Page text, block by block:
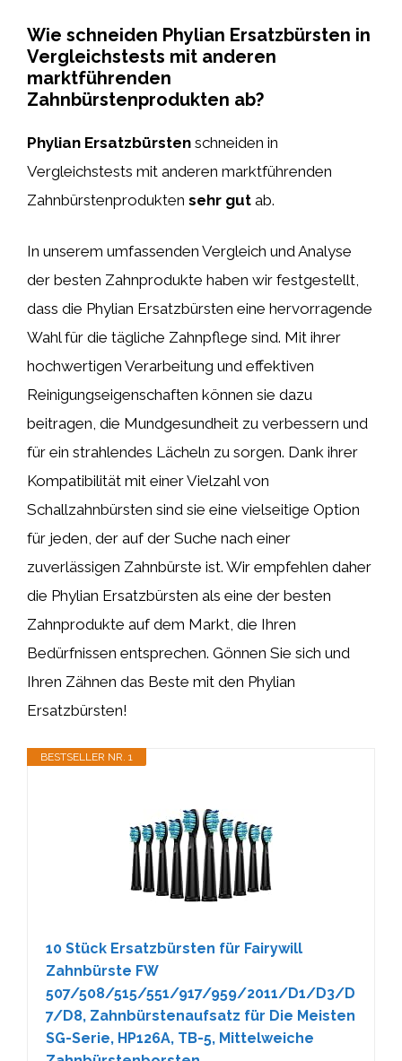
Wie schneiden Phylian Ersatzbürsten in
Vergleichstests mit anderen
marktführenden
Zahnbürstenprodukten ab?
Phylian Ersatzbürsten schneiden in
Vergleichstests mit anderen marktführenden
Zahnbürstenprodukten sehr gut ab.
In unserem umfassenden Vergleich und Analyse
der besten Zahnprodukte haben wir festgestellt,
dass die Phylian Ersatzbürsten eine hervorragende
Wahl für die tägliche Zahnpflege sind. Mit ihrer
hochwertigen Verarbeitung und effektiven
Reinigungseigenschaften können sie dazu
beitragen, die Mundgesundheit zu verbessern und
für ein strahlendes Lächeln zu sorgen. Dank ihrer
Kompatibilität mit einer Vielzahl von
Schallzahnbürsten sind sie eine vielseitige Option
für jeden, der auf der Suche nach einer
zuverlässigen Zahnbürste ist. Wir empfehlen daher
die Phylian Ersatzbürsten als eine der besten
Zahnprodukte auf dem Markt, die Ihren
Bedürfnissen entsprechen. Gönnen Sie sich und
Ihren Zähnen das Beste mit den Phylian
Ersatzbürsten!
BESTSELLER NR. 1
10 Stück Ersatzbürsten für Fairywill
Zahnbürste FW
507/508/515/551/917/959/2011/D1/D3/D
7/D8, Zahnbürstenaufsatz für Die Meisten
SG-Serie, HP126A, TB-5, Mittelweiche